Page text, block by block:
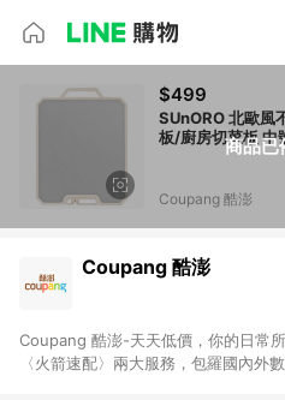
商品已
$499
SUnORO 北歐風
Coupang 酷澎
Coupang 酷澎
Coupang 酷澎-天天低價，你的日常
〈火箭速配〉兩大服務，包羅國內外